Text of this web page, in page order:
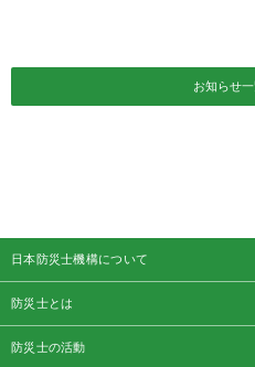
お知らせ
日本防災士機構について
防災士とは
防災士の活動